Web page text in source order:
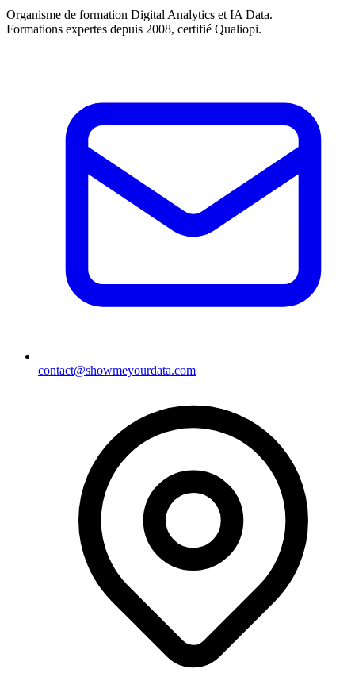
Organisme de formation Digital Analytics et IA Data.
Formations expertes depuis 2008, certifié Qualiopi.
contact@showmeyourdata.com